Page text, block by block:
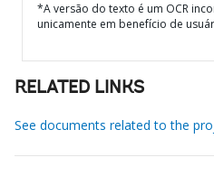
*A versão do texto é um OCR
unicamente em benefício de
RELATED LINKS
See documents related to the